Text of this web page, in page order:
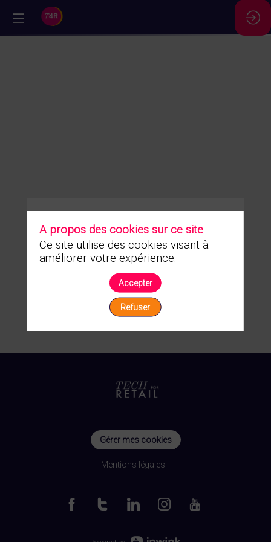
Vous n'êtes pas autorisé à accéder à ce contenu
Gérer mes cookies
Mentions légales
A propos des cookies sur ce site
Ce site utilise des cookies visant à
améliorer votre expérience.
Accepter
Refuser